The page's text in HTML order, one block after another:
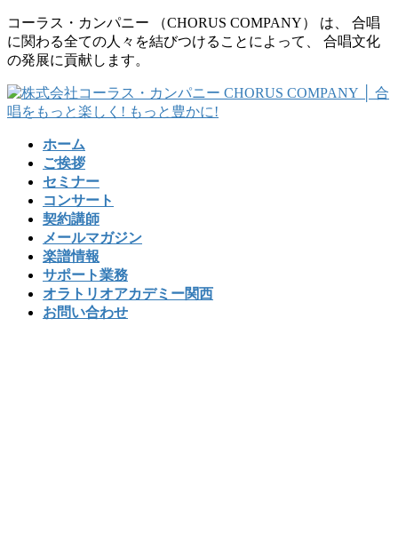
コ
ン
テ
ツ
に
ナ
ビ
ゲ
シ
ョ
コーラス・カンパニー （CHORUS COMPANY） は、 合唱
に関わる全ての人々を結びつけることによって、 合唱文化
の発展に貢献します。
ホーム
ご挨拶
セミナー
コンサート
契約講師
メールマガジン
楽譜情報
サポート業務
オラトリオアカデミー関西
お問い合わせ